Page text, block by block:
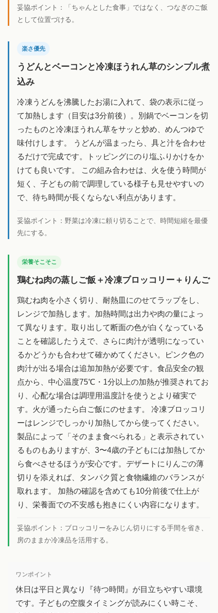
妥協ポイント：
「ちゃんとした食事」ではなく、つなぎのご飯
として位置づける。
楽さ優先
うどんとベーコンと冷凍ほうれん草のシンプル煮
込み
冷凍うどんを沸騰したお湯に入れて、袋の表示に従っ
て加熱します（目安は3分前後）。別鍋でベーコンを切
ったものと冷凍ほうれん草をサッと炒め、めんつゆで
味付けします。 うどんが温まったら、具と汁を合わせ
るだけで完成です。トッピングにのり塩ふりかけをか
けても良いです。 この組み合わせは、火を使う時間が
短く、子どもの前で調理している様子も見せやすいの
で、待ち時間が長くならない利点があります。
妥協ポイント： 野菜は冷凍に頼り切ることで、時間短縮を最優
先にする。
栄養そこそこ
鶏むね肉の蒸しご飯＋冷凍ブロッコリー＋りんご
鶏むね肉を小さく切り、耐熱皿にのせてラップをし、
レンジで加熱します。加熱時間は出力や肉の量によっ
て異なります。取り出して断面の色が白くなっている
ことを確認したうえで、さらに肉汁が透明になってい
るかどうかも合わせて確かめてください。ピンク色の
肉汁が出る場合は追加加熱が必要です。食品安全の観
点から、中心温度75℃・1分以上の加熱が推奨されてお
り、心配な場合は調理用温度計を使うとより確実で
す。火が通ったら白ご飯にのせます。 冷凍ブロッコリ
ーはレンジでしっかり加熱してから使ってください。
製品によって「そのまま食べられる」と表示されてい
るものもありますが、3〜4歳の子どもには加熱してか
ら食べさせるほうが安心です。デザートにりんごの薄
切りを添えれば、タンパク質と食物繊維のバランスが
取れます。 加熱の確認を含めても10分前後で仕上が
り、栄養面での不安感も抱きにくい内容になります。
妥協ポイント： ブロッコリーをみじん切りにする手間を省き、
房のままか冷凍品を活用する。
ワンポイント
休日は平日と異なり『待つ時間』が目立ちやすい環境
です。子どもの空腹タイミングが読みにくい時こそ、